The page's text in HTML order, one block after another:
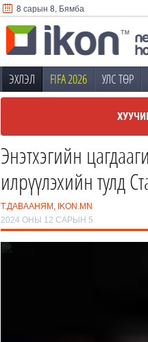
8 сарын 8, Бямба
ЭХЛЭЛ FIFA 2026 УЛС ТӨР
Энэтхэгийн
илрүүлэхийн тулд
Т.ДАВААНЯМ, IKON.MN
2024 ОНЫ 12 САРЫН 5